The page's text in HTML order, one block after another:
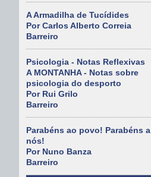
A Armadilha de Tucídides
Por Carlos Alberto Correia
Barreiro
Psicologia - Notas Reflexivas
A MONTANHA - Notas sobre
psicologia do desporto
Por Rui Grilo
Barreiro
Parabéns ao povo! Parabéns a
nós!
Por Nuno Banza
Barreiro